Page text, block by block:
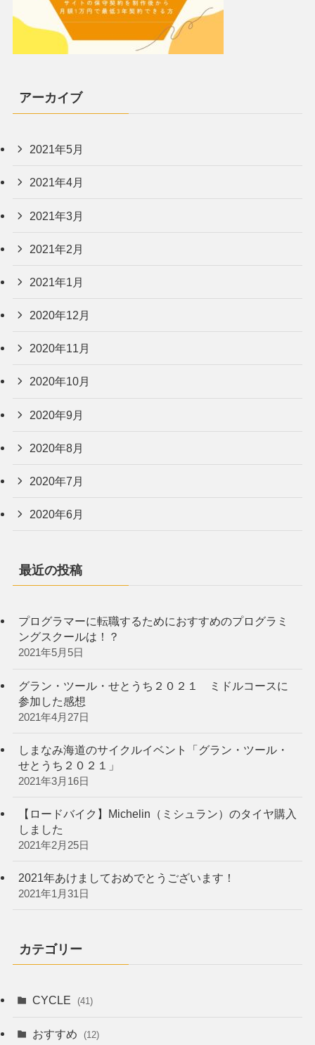
アーカイブ
2021年5月
2021年4月
2021年3月
2021年2月
2021年1月
2020年12月
2020年11月
2020年10月
2020年9月
2020年8月
2020年7月
2020年6月
最近の投稿
プログラマーに転職するためにおすすめのプログラミ
ングスクールは！？
2021年5月5日
グラン・ツール・せとうち２０２１ ミドルコースに
参加した感想
2021年4月27日
しまなみ海道のサイクルイベント「グラン・ツール・
せとうち２０２１」
2021年3月16日
【ロードバイク】Michelin（ミシュラン）のタイヤ購入
しました
2021年2月25日
2021年あけましておめでとうございます！
2021年1月31日
カテゴリー
CYCLE (41)
おすすめ (12)